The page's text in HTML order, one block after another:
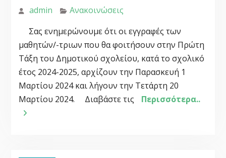
admin
Ανακοινώσεις
Σας ενημερώνουμε ότι οι εγγραφές των
μαθητών/-τριων που θα φοιτήσουν στην Πρώτη
Τάξη του Δημοτικού σχολείου, κατά το σχολικό
έτος 2024-2025, αρχίζουν την Παρασκευή 1
Μαρτίου 2024 και λήγουν την Τετάρτη 20
Μαρτίου 2024. Διαβάστε τις
Περισσότερα..